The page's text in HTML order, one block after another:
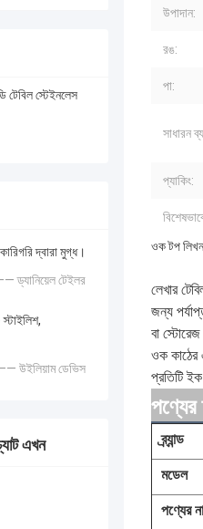
টেবিল স্টেইনলেস
দ্বারা মুগ্ধ।
ড্যানিয়েল টেইলর
উইলিয়াম ডেভিস
এখন
উপাদান:
রঙ:
পা:
সাধারন
প্যাকিং:
ওক টপ
লেখার
জন্য
বা স্টোরেজ
ওক কাঠের
প্রতিটি
ব্র্যান্ড
মডেল
পণ্যের